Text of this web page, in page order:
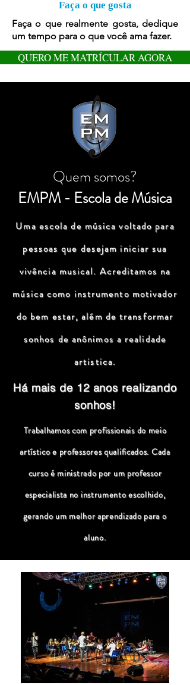
Faça o que gosta
Faça o que realmente gosta, dedique
um tempo para o que você ama fazer.
QUERO ME MATRÍCULAR AGORA
Quem somos?
EMPM - Escola de Música
Uma escola de música voltado para
pessoas que desejam iniciar sua
vivência musical. Acreditamos na
música como instrumento motivador
do bem estar, além de transformar
sonhos de anônimos a realidade
artistica.
Há mais de 12 anos realizando
sonhos!
Trabalhamos com profissionais do meio
artístico e professores qualificados. Cada
curso é ministrado por um professor
especialista no instrumento escolhido,
gerando um melhor aprendizado para o
aluno.